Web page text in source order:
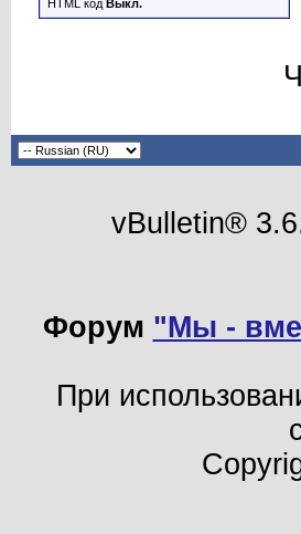
HTML код Выкл.
vBulletin®
Форум "Мы -
При